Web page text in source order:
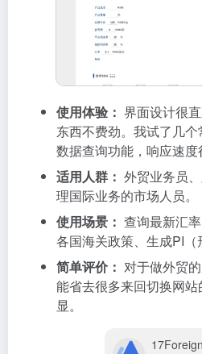
使用体验： 界面设计很
东西不费劲。我试了几
数据查询功能，响应速度
适用人群： 外贸业务员
理国际业务的市场人员。
使用场景： 查询最新汇
各国海关政策、生成PI（
简单评价： 对于做外贸
能省去很多来回切换网
显。